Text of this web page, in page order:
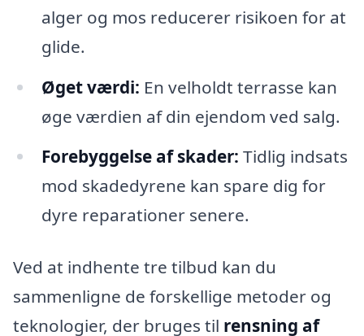
alger og mos reducerer risikoen for at
glide.
Øget værdi: En velholdt terrasse kan
øge værdien af din ejendom ved salg.
Forebyggelse af skader: Tidlig indsats
mod skadedyrene kan spare dig for
dyre reparationer senere.
Ved at indhente tre tilbud kan du
sammenligne de forskellige metoder og
teknologier, der bruges til rensning af